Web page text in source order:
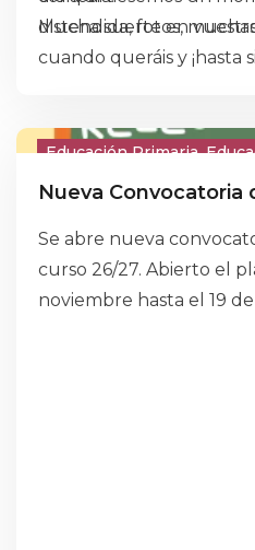
distendida, fotos,
Mucha suerte en
cuando queráis y ¡hasta
Educación Primaria
Nueva Convocatoria
Se abre nueva
curso 26/27. Abierto el
noviembre hasta el 19